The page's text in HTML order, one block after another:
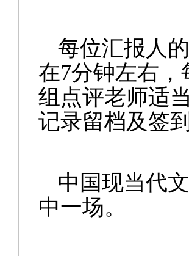
每位汇报人
在7分钟左右，
组点评老师适
记录留档及签
中国现当代
中一场。